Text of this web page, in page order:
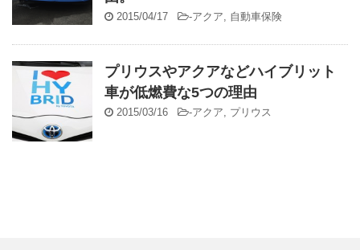
2015/04/17 -アクア, 自動車保険
プリウスやアクアなどハイブリット
車が低燃費な5つの理由
2015/03/16 -アクア, プリウス